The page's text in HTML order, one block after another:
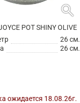
search
POT SHINY OLIVE
26 см.
26 см.
ожидается 18.08.26г.